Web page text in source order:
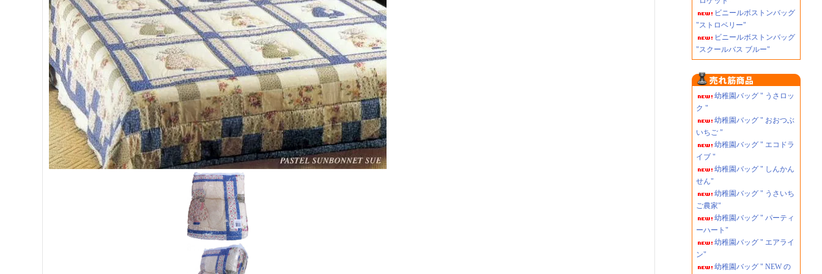
ビニールボストンバッグ
"ストロベリー"
ビニールボストンバッグ
"スクールバス ブルー"
幼稚園バッグ " うさロッ
ク "
幼稚園バッグ " おおつぶ
いちご "
幼稚園バッグ " エコドラ
イブ "
幼稚園バッグ " しんかん
せん"
幼稚園バッグ " うさいち
ご農家"
幼稚園バッグ " パーティ
ーハート"
幼稚園バッグ " エアライ
ン"
幼稚園バッグ " NEW の